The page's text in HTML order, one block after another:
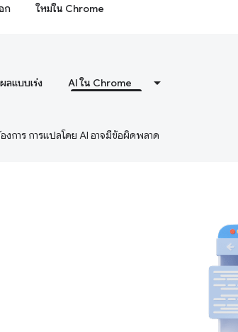
ก ใหม่ใน Chrome
ลแบบเร่ง AI ใน Chrome
การ การแปลโดย AI อาจมีข้อผิดพลาด